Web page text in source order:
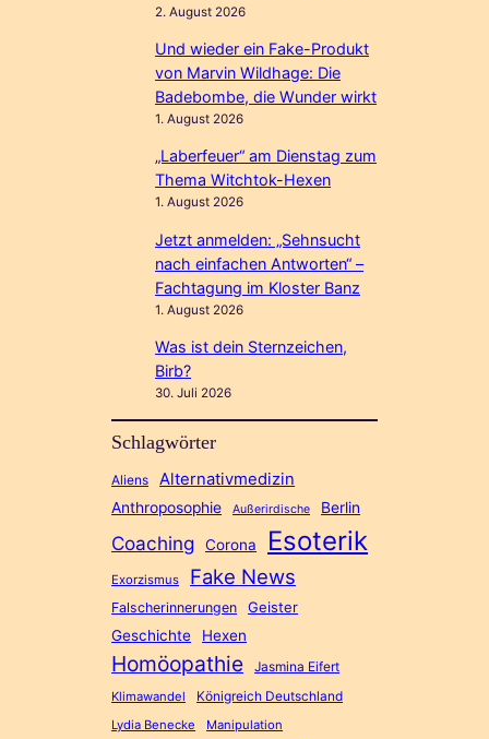
2. August 2026
Und wieder ein Fake-Produkt
von Marvin Wildhage: Die
Badebombe, die Wunder wirkt
1. August 2026
„Laberfeuer“ am Dienstag zum
Thema Witchtok-Hexen
1. August 2026
Jetzt anmelden: „Sehnsucht
nach einfachen Antworten“ –
Fachtagung im Kloster Banz
1. August 2026
Was ist dein Sternzeichen,
Birb?
30. Juli 2026
Schlagwörter
Aliens Alternativmedizin
Anthroposophie Außerirdische Berlin
Coaching Corona Esoterik
Exorzismus Fake News
Falscherinnerungen
Geister
Geschichte
Hexen
Homöopathie Jasmina Eifert
Klimawandel Königreich Deutschland
Lydia Benecke Manipulation